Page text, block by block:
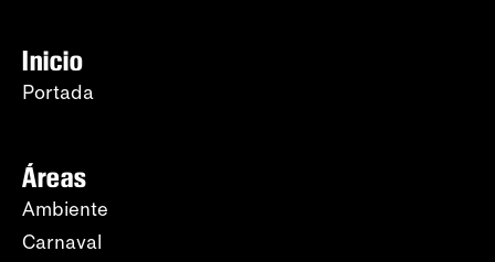
Inicio
Portada
Áreas
Ambiente
Carnaval